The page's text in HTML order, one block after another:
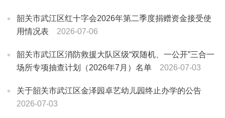
韶关市武江区红十字会2026年第二季度捐赠资金接受使
用情况表
2026-07-06
韶关市武江区消防救援大队区级“双随机、一公开”三合一
场所专项抽查计划（2026年7月）名单
2026-07-03
关于韶关市武江区金泽园卓艺幼儿园终止办学的公告
2026-07-03